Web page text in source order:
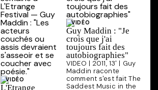
VIDÉO
L'Etrange
VIDÉO
Guy Maddin : "Je
crois que j'ai
toujours fait des
autobiographies"
VIDEO | 2011, 13' | Guy
Maddin raconte
comment s'est fait The
Saddest Music in the